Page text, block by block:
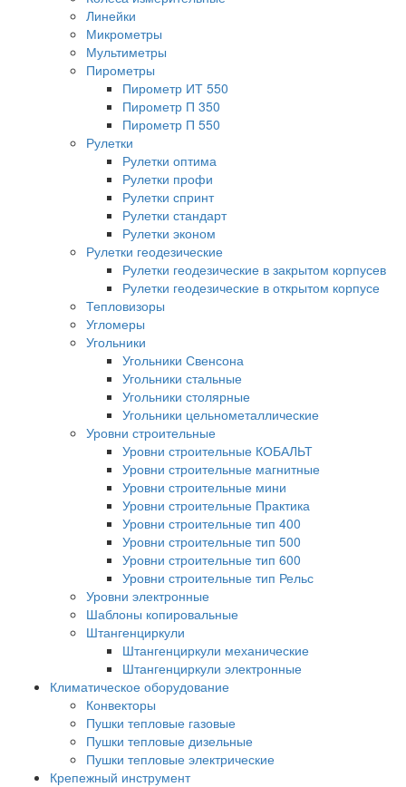
Линейки
Микрометры
Мультиметры
Пирометры
Пирометр ИТ 550
Пирометр П 350
Пирометр П 550
Рулетки
Рулетки оптима
Рулетки профи
Рулетки спринт
Рулетки стандарт
Рулетки эконом
Рулетки геодезические
Рулетки геодезические в закрытом корпусев
Рулетки геодезические в открытом корпусе
Тепловизоры
Угломеры
Угольники
Угольники Свенсона
Угольники стальные
Угольники столярные
Угольники цельнометаллические
Уровни строительные
Уровни строительные КОБАЛЬТ
Уровни строительные магнитные
Уровни строительные мини
Уровни строительные Практика
Уровни строительные тип 400
Уровни строительные тип 500
Уровни строительные тип 600
Уровни строительные тип Рельс
Уровни электронные
Шаблоны копировальные
Штангенциркули
Штангенциркули механические
Штангенциркули электронные
Климатическое оборудование
Конвекторы
Пушки тепловые газовые
Пушки тепловые дизельные
Пушки тепловые электрические
Крепежный инструмент